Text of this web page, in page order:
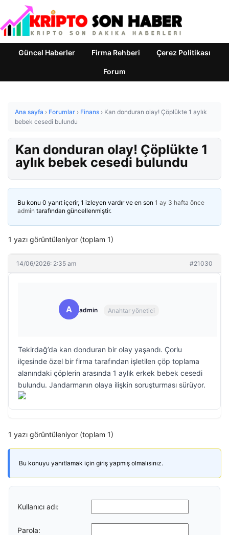
Güncel Haberler Firma Rehberi Çerez Politikası
Forum
Ana sayfa › Forumlar › Finans › Kan donduran olay! Çöplükte 1 aylık
bebek cesedi bulundu
Kan donduran olay! Çöplükte 1
aylık bebek cesedi bulundu
Bu konu 0 yanıt içerir, 1 izleyen vardır ve en son 1 ay 3 hafta önce
admin tarafından güncellenmiştir.
1 yazı görüntüleniyor (toplam 1)
14/06/2026: 2:35 am #21030
A admin Anahtar yönetici
Tekirdağ’da kan donduran bir olay yaşandı. Çorlu
ilçesinde özel bir firma tarafından işletilen çöp toplama
alanındaki çöplerin arasında 1 aylık erkek bebek cesedi
bulundu. Jandarmanın olaya ilişkin soruşturması sürüyor.
1 yazı görüntüleniyor (toplam 1)
Bu konuyu yanıtlamak için giriş yapmış olmalısınız.
Kullanıcı adı:
Parola: